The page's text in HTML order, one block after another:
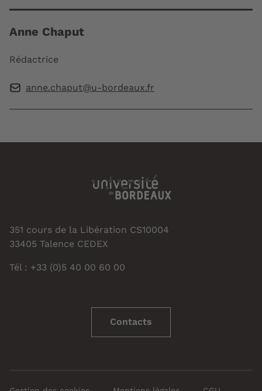
Anne Chaput
Rédactrice
anne.chaput@u-bordeaux.fr
351 cours de la Libération CS10004
33405 Talence CEDEX
Tél : +33 (0)5 40 00 60 00
Contacts